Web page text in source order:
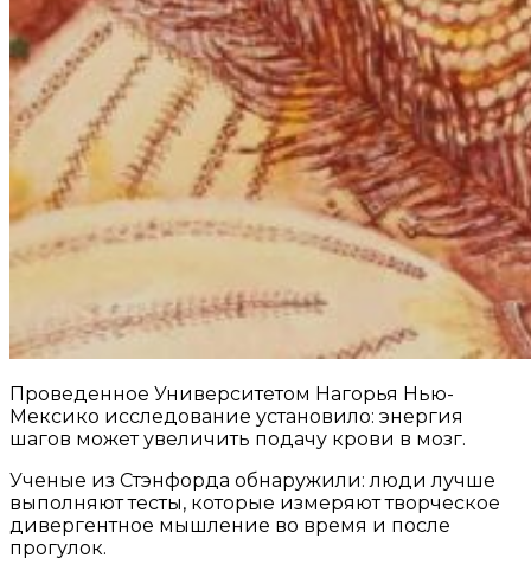
Проведенное Университетом Нагорья Нью-
Мексико исследование установило: энергия
шагов может увеличить подачу крови в мозг.
Ученые из Стэнфорда обнаружили: люди лучше
выполняют тесты, которые измеряют творческое
дивергентное мышление во время и после
прогулок.